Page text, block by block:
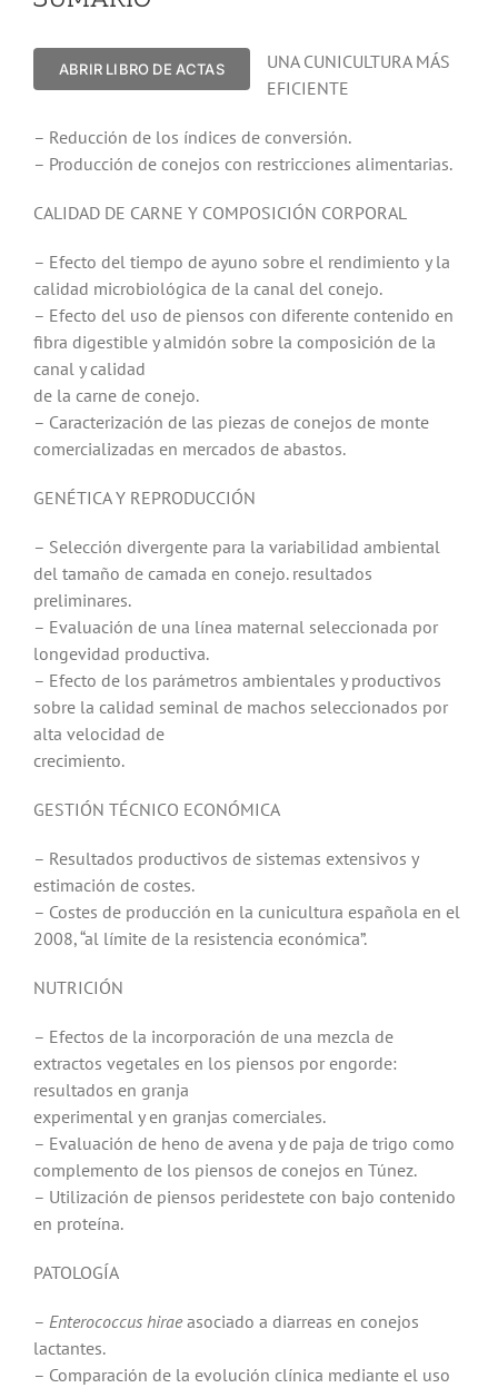
ABRIR LIBRO DE ACTAS
UNA CUNICULTURA MÁS
EFICIENTE
– Reducción de los índices de conversión.
– Producción de conejos con restricciones alimentarias.
CALIDAD DE CARNE Y COMPOSICIÓN CORPORAL
– Efecto del tiempo de ayuno sobre el rendimiento y la
calidad microbiológica de la canal del conejo.
– Efecto del uso de piensos con diferente contenido en
fibra digestible y almidón sobre la composición de la
canal y calidad
de la carne de conejo.
– Caracterización de las piezas de conejos de monte
comercializadas en mercados de abastos.
GENÉTICA Y REPRODUCCIÓN
– Selección divergente para la variabilidad ambiental
del tamaño de camada en conejo. resultados
preliminares.
– Evaluación de una línea maternal seleccionada por
longevidad productiva.
– Efecto de los parámetros ambientales y productivos
sobre la calidad seminal de machos seleccionados por
alta velocidad de
crecimiento.
GESTIÓN TÉCNICO ECONÓMICA
– Resultados productivos de sistemas extensivos y
estimación de costes.
– Costes de producción en la cunicultura española en el
2008, “al límite de la resistencia económica”.
NUTRICIÓN
– Efectos de la incorporación de una mezcla de
extractos vegetales en los piensos por engorde:
resultados en granja
experimental y en granjas comerciales.
– Evaluación de heno de avena y de paja de trigo como
complemento de los piensos de conejos en Túnez.
– Utilización de piensos peridestete con bajo contenido
en proteína.
PATOLOGÍA
– Enterococcus hiraeasociado a diarreas en conejos
lactantes.
– Comparación de la evolución clínica mediante el uso